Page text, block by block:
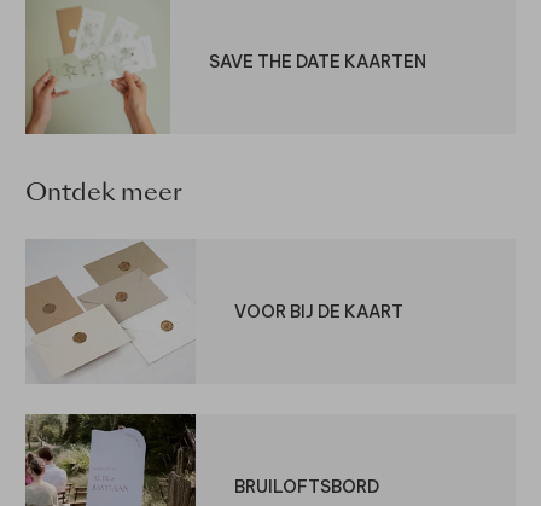
SAVE THE DATE KAARTEN
Ontdek meer
VOOR BIJ DE KAART
BRUILOFTSBORD